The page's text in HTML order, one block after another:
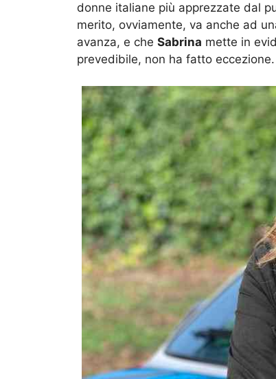
donne italiane più apprezzate dal
merito, ovviamente, va anche ad
avanza, e che Sabrina mette in
prevedibile, non ha fatto eccezione.